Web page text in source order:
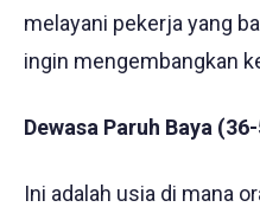
melayani pekerja yang
ingin mengembangkan
Dewasa Paruh Baya
Ini adalah usia di mana